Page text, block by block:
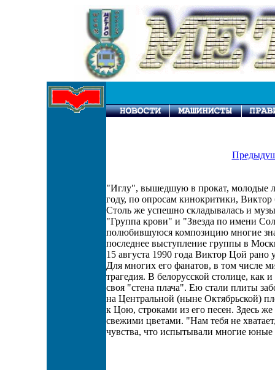
"Иглу", вышедшую в прокат, молодые
году, по опросам кинокритики,
Столь же успешно складывалась и
"Группа крови" и "Звезда по имени
полюбившуюся композицию многие
последнее выступление группы в
15 августа 1990 года Виктор Цой рано
Для многих его фанатов, в том числе
трагедия. В белорусской столице, как
своя "стена плача". Ею стали плиты
на Центральной (ныне Октябрьской)
к Цою, строками из его песен. Здесь
свежими цветами. "Нам тебя не
чувства, что испытывали многие